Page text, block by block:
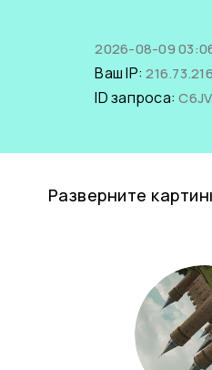
2026-08-09
Ваш IP:
ID запроса:
Разверните